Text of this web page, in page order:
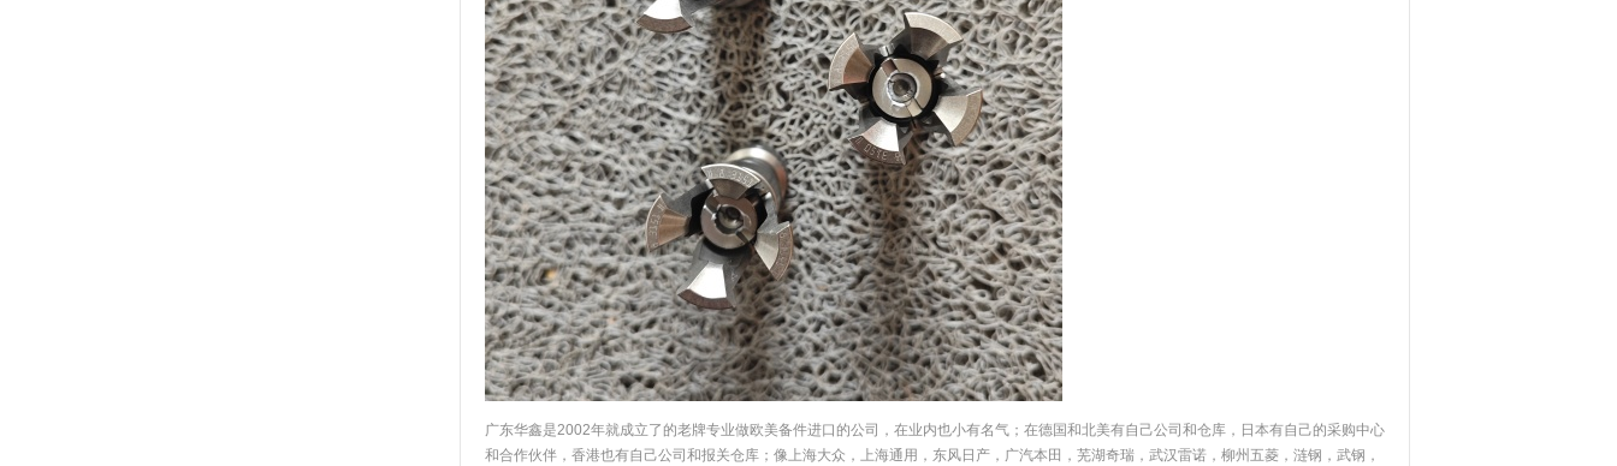
广东华鑫是2002年就成立了的老牌专业做欧美备件进口的公司，在业内也小有名气；在德国和北美有自己公司和仓库，日本有自己的采购中心
和合作伙伴，香港也有自己公司和报关仓库；像上海大众，上海通用，东风日产，广汽本田，芜湖奇瑞，武汉雷诺，柳州五菱，涟钢，武钢，